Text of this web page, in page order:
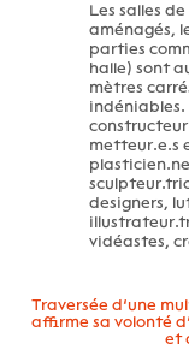
Les salles
aménagés,
parties
halle) sont
mètres
indéniables.
metteur.e.s
designers,
vidéastes,
Traversée d’une
affirme sa volonté
et